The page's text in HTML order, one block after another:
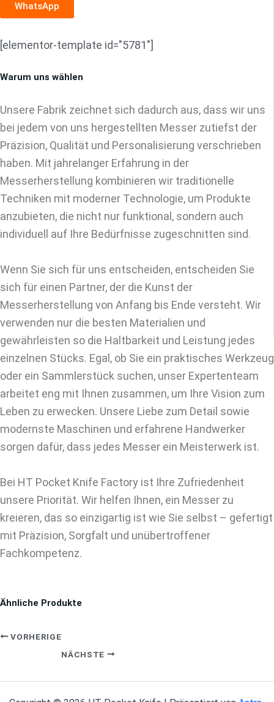
WhatsApp
[elementor-template id="5781"]
Warum uns wählen
Unsere Fabrik zeichnet sich dadurch aus, dass wir uns
bei jedem von uns hergestellten Messer zutiefst der
Präzision, Qualität und Personalisierung verschrieben
haben. Mit jahrelanger Erfahrung in der
Messerherstellung kombinieren wir traditionelle
Techniken mit moderner Technologie, um Produkte
anzubieten, die nicht nur funktional, sondern auch
individuell auf Ihre Bedürfnisse zugeschnitten sind.
Wenn Sie sich für uns entscheiden, entscheiden Sie
sich für einen Partner, der die Kunst der
Messerherstellung von Anfang bis Ende versteht. Wir
verwenden nur die besten Materialien und
gewährleisten so die Haltbarkeit und Leistung jedes
einzelnen Stücks. Egal, ob Sie ein praktisches Werkzeug
oder ein Sammlerstück suchen, unser Expertenteam
arbeitet eng mit Ihnen zusammen, um Ihre Vision zum
Leben zu erwecken. Unsere Liebe zum Detail sowie
modernste Maschinen und erfahrene Handwerker
sorgen dafür, dass jedes Messer ein Meisterwerk ist.
Bei HT Pocket Knife Factory ist Ihre Zufriedenheit
unsere Priorität. Wir helfen Ihnen, ein Messer zu
kreieren, das so einzigartig ist wie Sie selbst – gefertigt
mit Präzision, Sorgfalt und unübertroffener
Fachkompetenz.
Ähnliche Produkte
VORHERIGE
NÄCHSTE